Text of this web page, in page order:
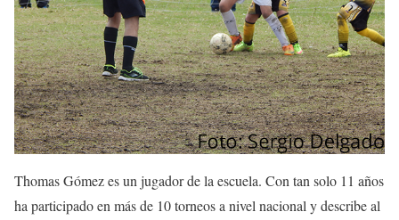
Thomas Gómez es un jugador de la escuela. Con tan solo 11 años
ha participado en más de 10 torneos a nivel nacional y describe al